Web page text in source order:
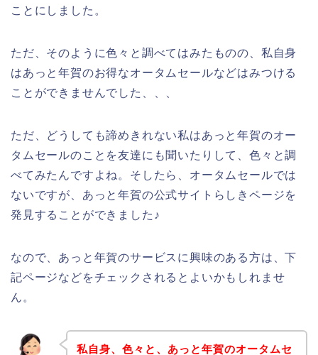
ことにしました。
ただ、そのように色々と調べてはみたものの、私自身
はあっと年賀のお得なオータムセールなどはみつける
ことができませんでした、、、
ただ、どうしても諦めきれない私はあっと年賀のオー
タムセールのことを友達にも聞いたりして、色々と調
べてみたんですよね。そしたら、オータムセールでは
ないですが、あっと年賀の公式サイトらしきページを
発見することができました♪
なので、あっと年賀のサービスに興味のある方は、下
記ページなどをチェックされるとよいかもしれませ
ん。
私自身、色々と、あっと年賀のオータムセ